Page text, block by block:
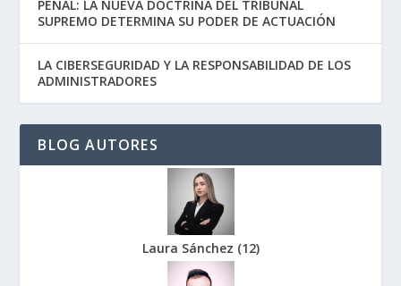
PENAL: LA NUEVA DOCTRINA DEL TRIBUNAL
SUPREMO DETERMINA SU PODER DE ACTUACIÓN
LA CIBERSEGURIDAD Y LA RESPONSABILIDAD DE LOS
ADMINISTRADORES
BLOG AUTORES
Laura Sánchez (12)